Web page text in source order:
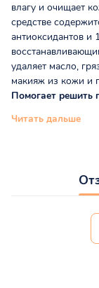
влагу и очищает
средстве
антиоксидантов и
удаляет масло,
макияж из кожи и
Помогает решить
Читать дальше